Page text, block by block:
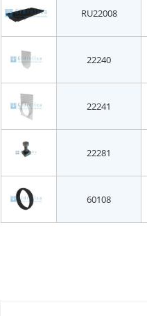
RU22008
22240
22241
22281
60108